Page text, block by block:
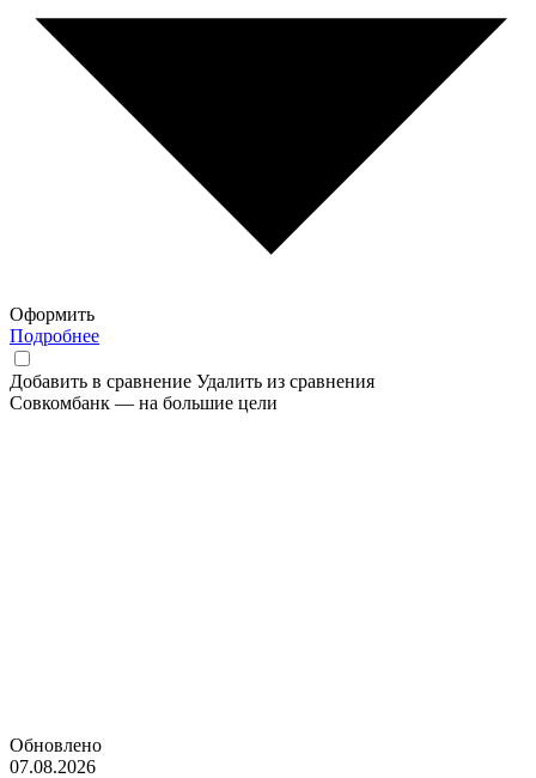
Оформить
Подробнее
Добавить в сравнение Удалить из сравнения
Совкомбанк — на большие цели
Обновлено
07.08.2026